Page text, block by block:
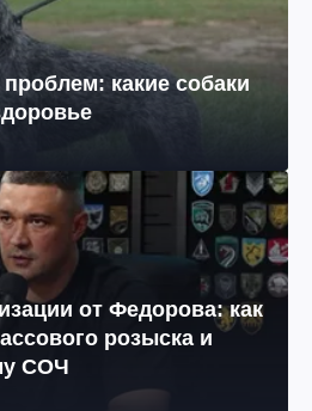
какие собаки
от Федорова: как
розыска и
СОЧ